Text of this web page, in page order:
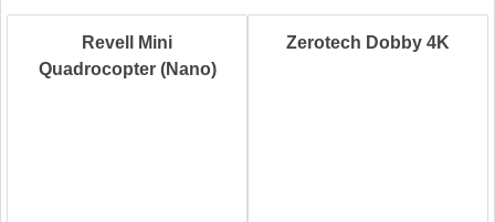
Revell Mini
Quadrocopter (Nano)
Zerotech Dobby 4K